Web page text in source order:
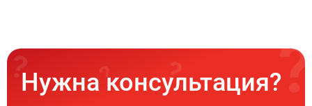
Нужна консультация?